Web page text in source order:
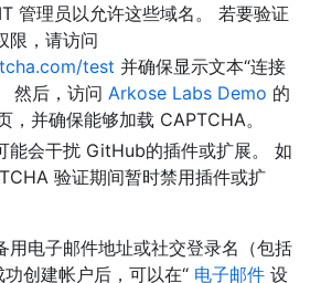
管理员以允许这些域名。 若要验证
限，请访问
test 并确保显示文本“连接
然后，访问 Arkose Labs Demo 的
，并确保能够加载 CAPTCHA。
能会干扰 GitHub的插件或扩展。 如
验证期间暂时禁用插件或扩
用电子邮件地址或社交登录名（包括
创建帐户后，可以在“ 电子邮件 设